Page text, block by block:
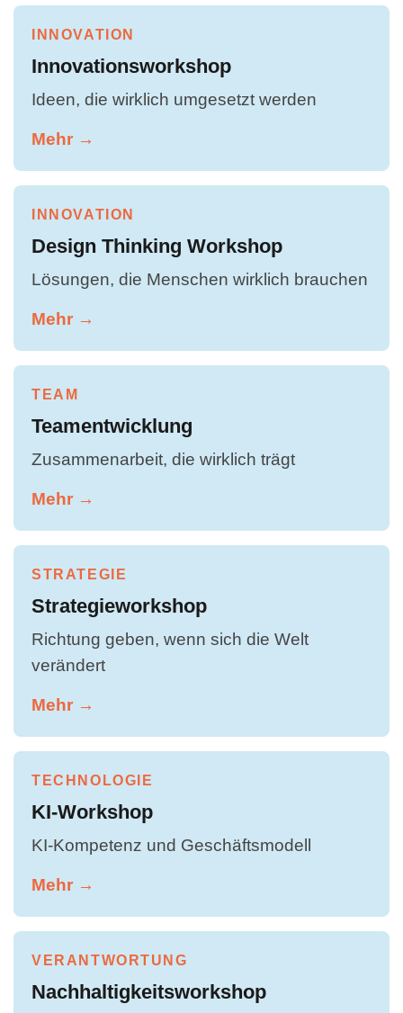
INNOVATION
Innovationsworkshop
Ideen, die wirklich umgesetzt werden
Mehr →
INNOVATION
Design Thinking Workshop
Lösungen, die Menschen wirklich brauchen
Mehr →
TEAM
Teamentwicklung
Zusammenarbeit, die wirklich trägt
Mehr →
STRATEGIE
Strategieworkshop
Richtung geben, wenn sich die Welt
verändert
Mehr →
TECHNOLOGIE
KI-Workshop
KI-Kompetenz und Geschäftsmodell
Mehr →
VERANTWORTUNG
Nachhaltigkeitsworkshop